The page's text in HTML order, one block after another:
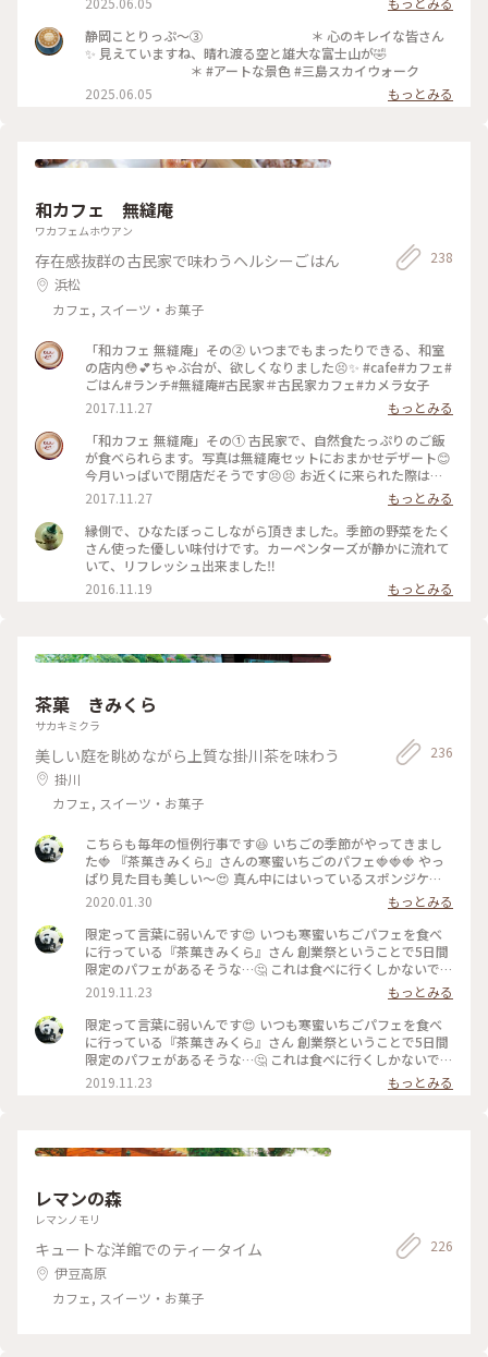
スカイウォーク #春吉富士
静岡ことりっぷ〜③ ＊ 心のキレイな皆さん
✨ 見えていますね、晴れ渡る空と雄大な富士山が🤣
＊ #アートな景色 #三島スカイウォーク
2025.06.05
もっとみる
和カフェ 無縫庵
ワカフェムホウアン
存在感抜群の古民家で味わうヘルシーごはん
浜松
カフェ, スイーツ・お菓子
238
「和カフェ 無縫庵」その② いつまでもまったりできる、和室
の店内😳💕ちゃぶ台が、欲しくなりました😣✨ #cafe#カフェ#
ごはん#ランチ#無縫庵#古民家＃古民家カフェ#カメラ女子
2017.11.27
もっとみる
「和カフェ 無縫庵」その① 古民家で、自然食たっぷりのご飯
が食べられらます。写真は無縫庵セットにおまかせデザート😊
今月いっぱいで閉店だそうです😣😣 お近くに来られた際は、
ぜひお立ち寄りください😳 #ごはん#ランチ#cafe#古民家#カ
フェ#浜松#無縫庵#オススメ
2017.11.27
もっとみる
縁側で、ひなたぼっこしながら頂きました。季節の野菜をたく
さん使った優しい味付けです。カーペンターズが静かに流れて
いて、リフレッシュ出来ました‼
2016.11.19
もっとみる
茶菓 きみくら
サカキミクラ
美しい庭を眺めながら上質な掛川茶を味わう
掛川
カフェ, スイーツ・お菓子
236
こちらも毎年の恒例行事です😆 いちごの季節がやってきまし
た🍓 『茶菓きみくら』さんの寒蜜いちごのパフェ🍓🍓🍓 やっ
ぱり見た目も美しい～😍 真ん中にはいっているスポンジケー
キ、前回までは四角くカットされているものがはいっていまし
たが今回はロールケーキ❓みたいなものがドーンッ❗ ん～カット
されてる物の方が食べやすいかな🤔 でも美味しいからもーま
んたい😁 寒蜜の紅ほっぺも安定の美味しさ😋 もちろんお茶屋
さんなので中の抹茶アイスも抹茶ゼリーも美味😋😋 添えられ
てくるお茶菓子、いつもはお茶のチョコレートなんですが節分
が近いからか今回は豆でした👹 甘い物の後にちょっとしょっ
ぱい物は嬉しいですね🤗 季節&数量限定なので皆さん、食べ逃
しのないように～🤤🤤🤤 #冬のおでかけ#甘いものは正義#いち
ご#パフェ#抹茶#ティータイム#ことりっぷ静岡
2020.01.30
もっとみる
限定って言葉に弱いんです😍 いつも寒蜜いちごパフェを食べ
に行っている『茶菓きみくら』さん 創業祭ということで5日間
限定のパフェがあるそうな…🤔 これは食べに行くしかないでし
ょー❗と急ぎ過ぎて開店前に到着😅 待ちます…😑 開店と同時に
2階の喫茶スペースへ💨 創業祭特別メニューで抹茶のフルーツ
サンドやフレンチトーストもありましたが…今回の目的はこ
れ‼️ 『掛川抹茶のティラミスパフェ』😆 20～24日の3日間限定
です😏 上には飴細工がささっていて濃くてほろ苦い抹茶アイ
スと抹茶の生チョコ🤤 濃厚なマスカルポーネクリームの上に
も奥深い抹茶パウダー🤤 その下にはカステラ、くるみ、洋梨
かけていただきました😋 シロップといっても甘過ぎずこちら
んなのでセットでいただけるお茶も美味しいです👍 4種類から
選べますよ こちらのパフェは残念ながら明日までですが😔他
の限定メニューはもちろんスタンダードメニューも美味しそう
なものがいっぱい😃 掛川にお立ち寄りの際はぜひ😘 #甘いも
のは正義#パフェ#ティラミス#ティータイム#お茶#抹茶 #こと
りっぷ静岡
2019.11.23
もっとみる
限定って言葉に弱いんです😍 いつも寒蜜いちごパフェを食べ
に行っている『茶菓きみくら』さん 創業祭ということで5日間
限定のパフェがあるそうな…🤔 これは食べに行くしかないでし
ょー❗と急ぎ過ぎて開店前に到着😅 待ちます…😑 開店と同時に
2階の喫茶スペースへ💨 創業祭特別メニューで抹茶のフルーツ
です😏 上には濃くてほろ苦い抹茶アイスと抹茶の生チョコ🤤
～い抹茶ゼリーが〆で待っています😲 付属の抹茶シロップは
「途中からかけてお召し上がりくださぁい」と言っていたの
で、上のクリームがなくなったころにかけていただきました😋
シロップといっても甘過ぎずこちらも抹茶が濃くてほろ苦い☝️
美味美味美味😊 もちろんお茶屋さんなのでセットでいただけ
るお茶も美味しいです👍 4種類から選べますよ こちらのパフェ
は残念ながら明日までですが😔他の限定メニューはもちろんス
2019.11.23 もっとみる
レマンの森
レマンノモリ
キュートな洋館でのティータイム
伊豆高原
カフェ, スイーツ・お菓子
226